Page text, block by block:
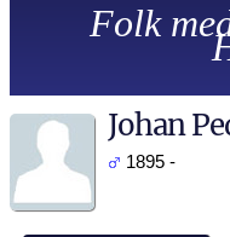
Folk
Johan
1895 -